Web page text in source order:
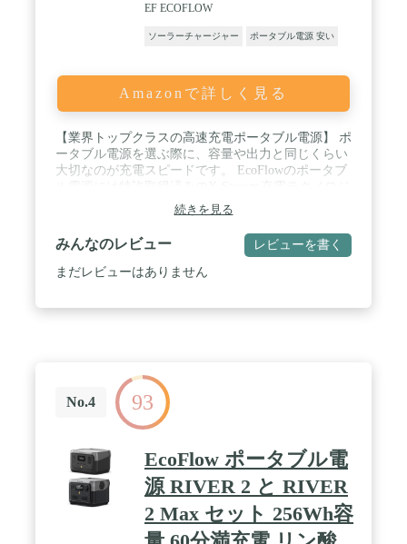
でご連絡ください。EF ECOFLOW
ソーラーチャージャー ポータブル電源 安い
Amazonで詳しく見る
【業界トップクラスの高速充電ポータブル電源】 ポ
ータブル電源を選ぶ際に、容量や出力と同じくらい
大切なのが充電スピードです。 EcoFlowのポータブ
ーが採用されており、RIVER 2 Proはわずか70分で
満充電が可能です。 急に電源が必要なときにRIVER
2 Proの充電を忘れていても、ACコンセントで短時
間の間にフル充電されます。 AC充電以外に太陽光
発電が利用できるため、災害などでグリッドが遮断
個の出力ポートが搭載されています。スマートフォ
ンや電気毛布、冷蔵庫、テレビ、パソコン、プロジ
ェクター、扇風機など、幅広い電化製品をコンセン
トのない場所からでもご使用いただけます。非常用
電源としても人気の機種です。 / 【約6倍長寿命・
安全なリン酸鉄リチウムイオン電池採用ポータブル
バッテリー】 ポータブルバッテリーRIVER 2 Proに
は、電気自動車にも使用されているリン酸鉄リチウ
ムイオンバッテリーが搭載されています。バッテリ
ーの充放電を繰り返し行える回数が、業界平均500
続きを見る
みんなのレビュー レビューを書く
まだレビューはありません
No.4 93
EcoFlow ポータブル電
源 RIVER 2 と RIVER
2 Max セット 256Wh容